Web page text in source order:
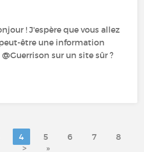
! J'espère que vous allez
être une information
sur un site sûr ?
4 5 6 7
8
>
»